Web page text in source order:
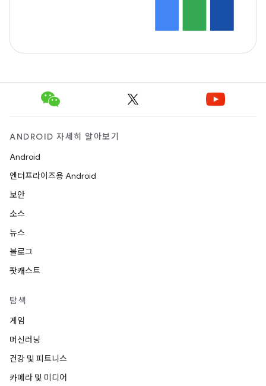
ANDROID 자세히 알아보기
Android
엔터프라이즈용 Android
보안
소스
뉴스
블로그
팟캐스트
탐색
게임
머신러닝
건강 및 피트니스
카메라 및 미디어